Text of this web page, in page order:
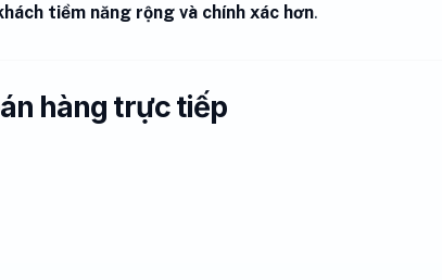
tiềm năng rộng và chính xác hơn.
hàng trực tiếp